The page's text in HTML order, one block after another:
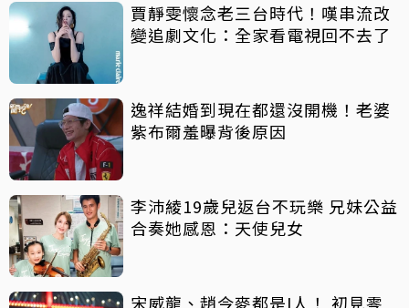
賈靜雯懷念老三台時代！嘆串流改
變追劇文化：全家看電視回不去了
逸祥結婚到現在都還沒開機！老婆
紫布爾羞曝背後原因
李沛綾19歲兒返台不玩樂 兄妹公益
合奏她感恩：天使兒女
宋威龍、趙今麥都是I人！ 初見零